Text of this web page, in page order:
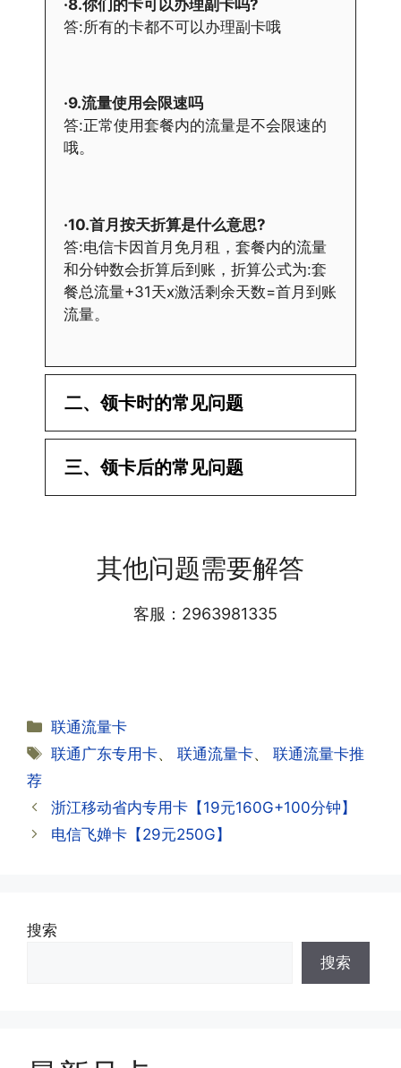
·8.你们的卡可以办理副卡吗?
答:所有的卡都不可以办理副卡哦
·9.流量使用会限速吗
答:正常使用套餐内的流量是不会限速的
哦。
·10.首月按天折算是什么意思?
答:电信卡因首月免月租，套餐内的流量
和分钟数会折算后到账，折算公式为:套
餐总流量+31天x激活剩余天数=首月到账
流量。
二、领卡时的常见问题
·1.已经操作激活了怎么没有网?还不能使
用呢?
详细套餐，这就说明已激活成功!耗时一
早上才可以进行人工审核;快递激活的基
·2.激活成功了，我怎么查套餐呢?
答:下载对应运营商的官方手机营业厅
查询到流量和话费是否正常到账;如果未
到，耐心等待48小时后，再刷新app即
答:这是属于正常现象，属于刚激活到账
是因为激活当月的流量会按照您激活剩余
三、领卡后的常见问题
小哥处参加活动充值，后续充值就是任意
业厅都可以;
信大部分都没有合约期，每一个卡的产品
资料都有详细的注销流程和注意事项;
·3.注销后，会不会影响我的信誉?
·4.为什么手机卡刚激活60天内不能换手
其他问题需要解答
客服：2963981335
分
类
联通流量卡
标
联通广东专用卡、联通流量卡、联通流量卡推
荐
浙江移动省内专用卡【19元160G+100分钟】
电信飞婵卡【29元250G】
搜索
搜索